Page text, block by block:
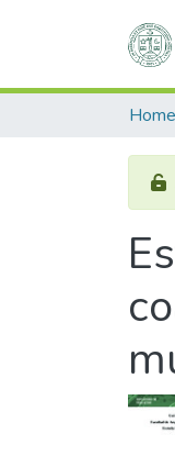
Home